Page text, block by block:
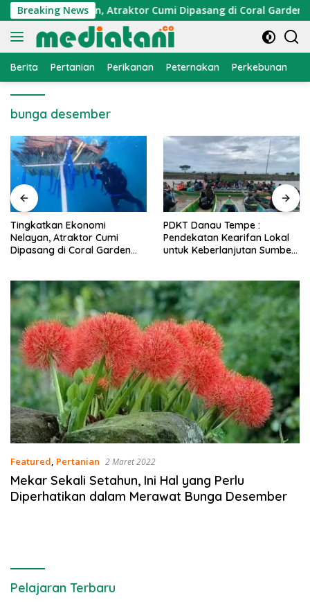
Langsung
ke
konten
Breaking News
Nelayan, Atraktor Cumi Dipasang di Coral Garden
Berita Pertanian Perikanan Peternakan Perkebunan
bunga desember
PDKT Danau Tempe :
Pendekatan Kearifan Lokal
untuk Keberlanjutan Sumber
Cara Mengatasi Penyakit
PMK pada Sapi Perah Secara
Alami dan Medis
Featured, Pertanian 2 Maret 2022
Mekar Sekali Setahun, Ini Hal yang Perlu
Diperhatikan dalam Merawat Bunga Desember
Pelajaran Terbaru